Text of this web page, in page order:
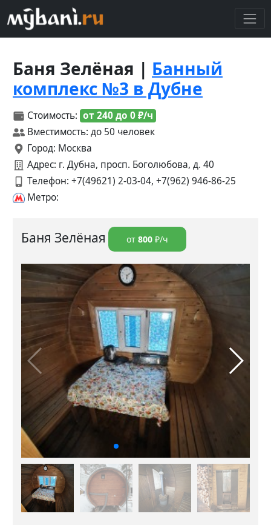
Баня Зелёная | Банный
комплекс №3 в Дубне
Стоимость: от 240 до 0 ₽/ч
Вместимость: до 50 человек
Город: Москва
Адрес: г. Дубна, просп. Боголюбова, д. 40
Телефон: +7(49621) 2-03-04, +7(962) 946-86-25
Метро:
Баня Зелёная от 800 ₽/ч